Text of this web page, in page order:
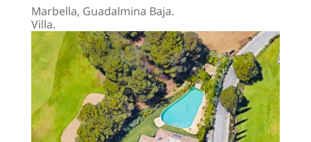
Marbella, Guadalmina Baja.
Villa.